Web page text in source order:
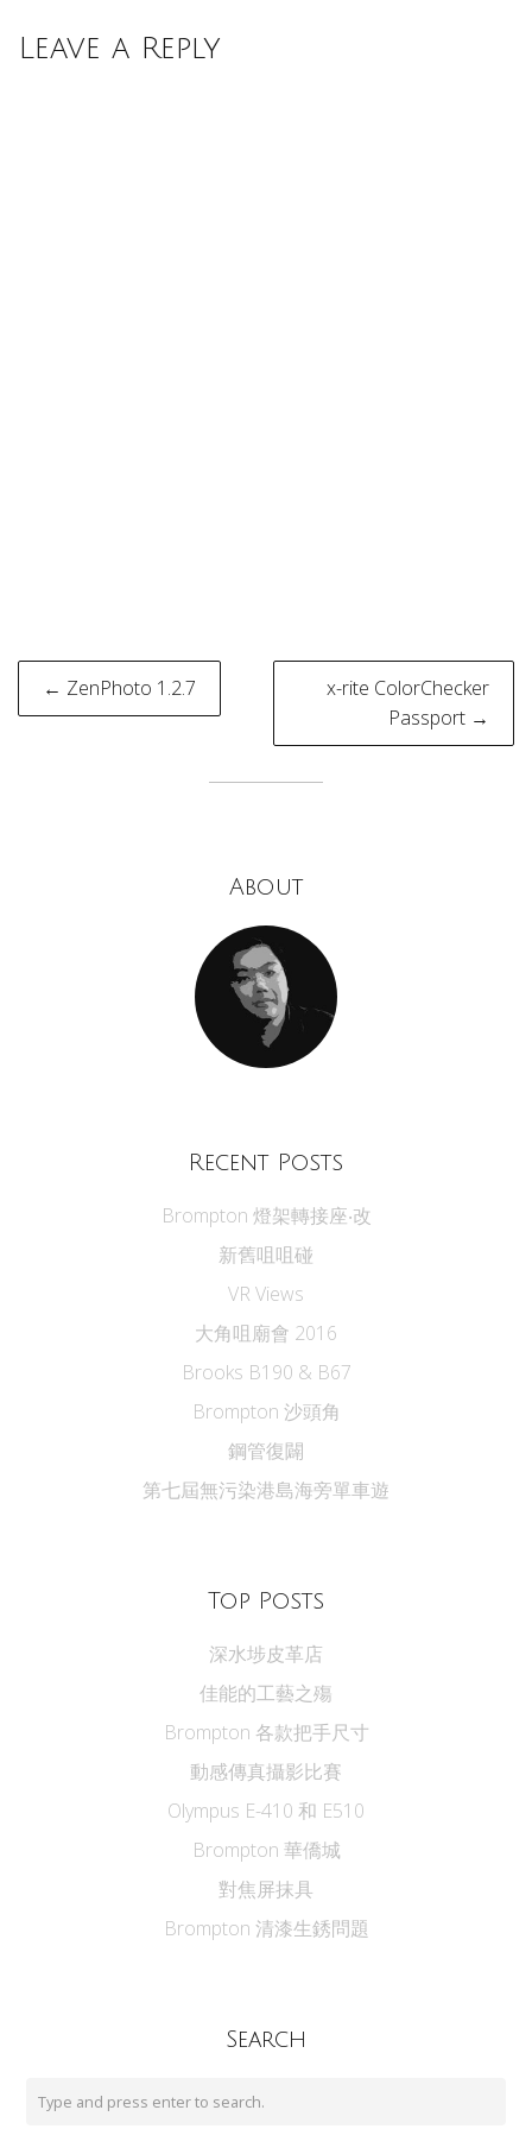
Leave a Reply
Post
navigation
← ZenPhoto 1.2.7
x-rite ColorChecker
Passport →
About
Recent Posts
Brompton 燈架轉接座‧改
新舊咀咀碰
VR Views
大角咀廟會 2016
Brooks B190 & B67
Brompton 沙頭角
鋼管復闢
第七屆無污染港島海旁單車遊
Top Posts
深水埗皮革店
佳能的工藝之殤
Brompton 各款把手尺寸
動感傳真攝影比賽
Olympus E-410 和 E510
Brompton 華僑城
對焦屏抹具
Brompton 清漆生銹問題
Search